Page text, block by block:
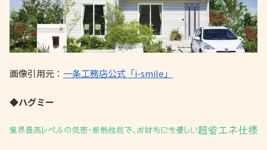
画像引用元： 一条工務店公式「i-smile」
◆ハグミー